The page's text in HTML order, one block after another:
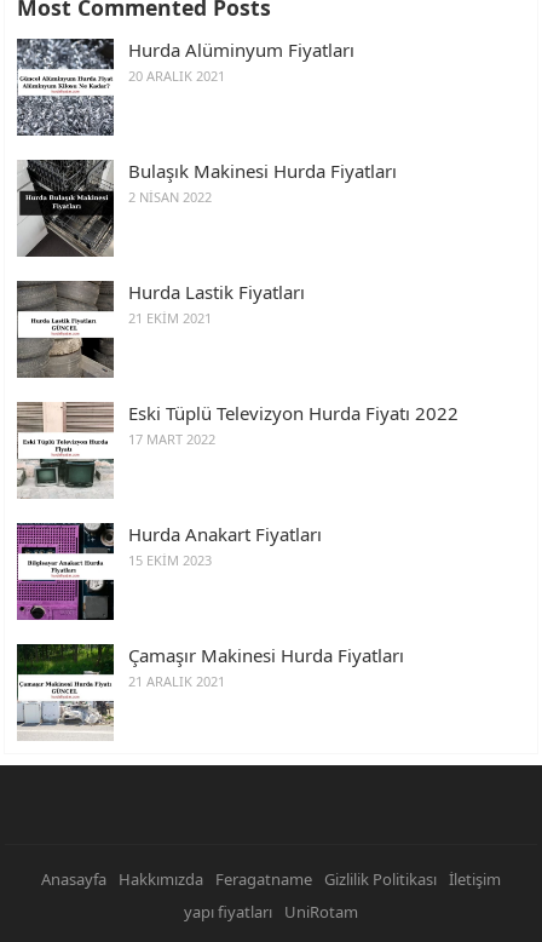
Most Commented Posts
Hurda Alüminyum Fiyatları
20 ARALIK 2021
Bulaşık Makinesi Hurda Fiyatları
2 NISAN 2022
Hurda Lastik Fiyatları
21 EKIM 2021
Eski Tüplü Televizyon Hurda Fiyatı 2022
17 MART 2022
Hurda Anakart Fiyatları
15 EKIM 2023
Çamaşır Makinesi Hurda Fiyatları
21 ARALIK 2021
Anasayfa Hakkımızda Feragatname Gizlilik Politikası İletişim
yapı fiyatları
UniRotam